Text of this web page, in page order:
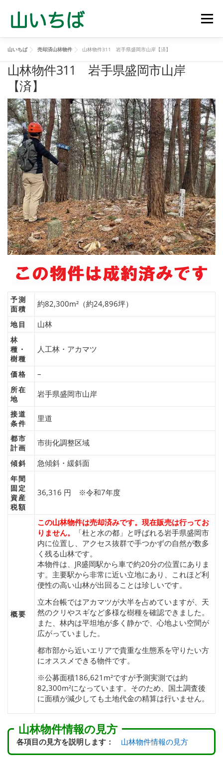
メニュ
立木買取
山いちば 売却済山林物件 山林物件311 岩手県盛岡市山岸【済】
山林物件311 岩手県盛岡市山岸
【済】
予測
面積
約82,300m²（約24,896坪）
地目 山林
林
種・
樹種
人工林・アカマツ
価格 –
所在
地
岩手県盛岡市山岸
接道
条件
里道
都市
計画
市街化調整区域
傾斜 急傾斜・緩斜面
年間
固定
資産
税額
36,316 円 ※令和7年度
概要
この山林物件は売却済みです。現在販売は行ってお
りません。
「杜と水の都」と呼ばれる岩手県盛岡市
内に位置し、アクセス抜群で手つかずの自然が数多
く残る山林です。
本物件は、JR盛岡駅から車で約20分の位置にありま
す。主要駅から非常に近い立地にあり、これほど利
便性の高い山林が出回ることは珍しいです。
立木台帳ではアカマツが大半を占めていますが、天
然のクリやスギなど多様な樹種を確認できました。
また、林内は平坦地が多く静かで、心地よい空間が
広がっていました。
都市部から近いエリアで貴重な生態系を守りたい方
にオススメできる物件です。
※公募面積186,621m²ですが予測実測では約
82,300m²になっています。そのため、国土調査後
に面積が減少しても土地代金の精算は行いません。
山林物件情報の見方
各項目の見方を説明します： 山林物件情報の見方